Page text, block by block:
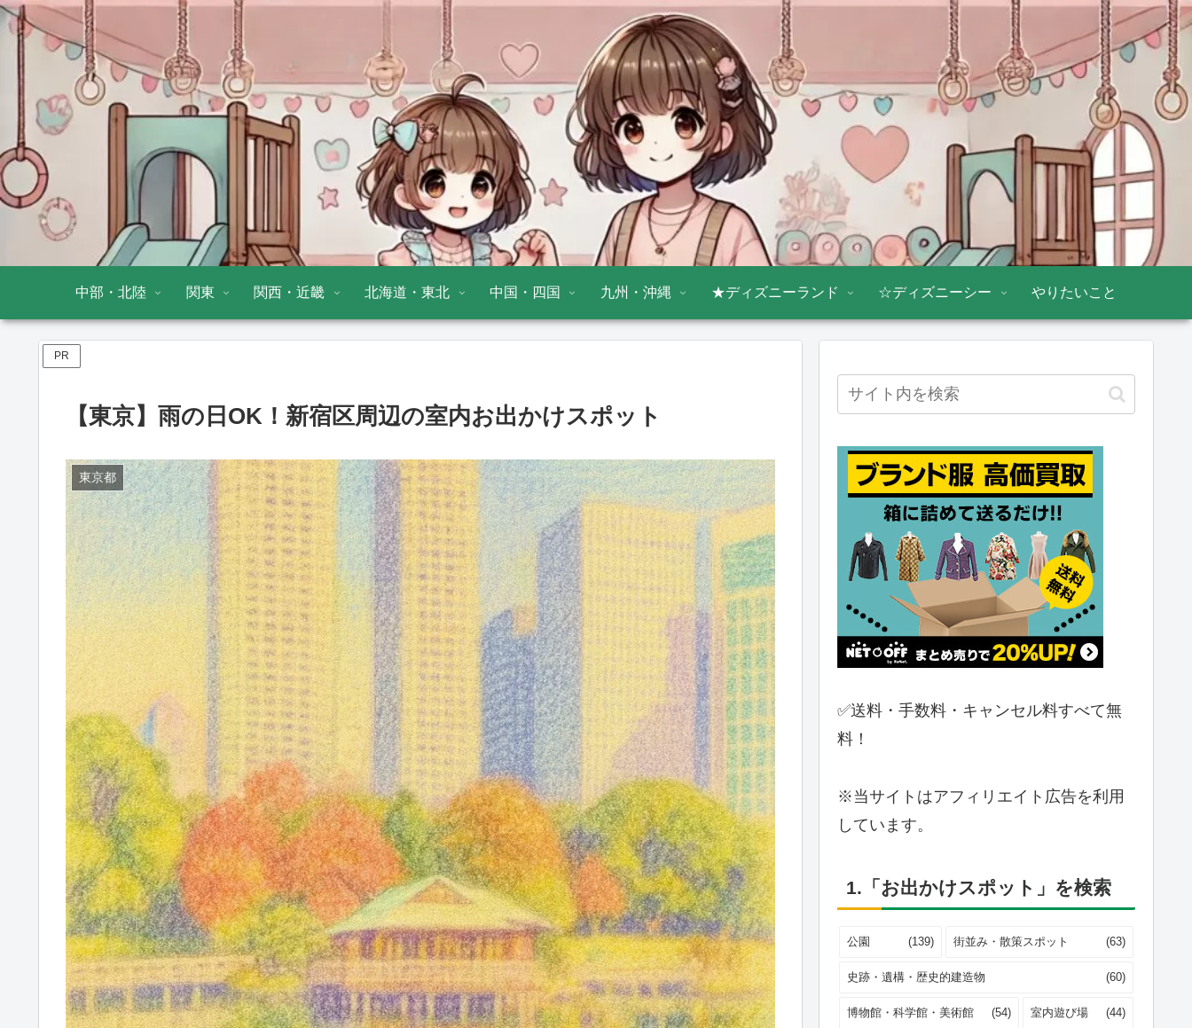
中部・北陸 関東 関西・近畿 北海道・東北 中国・四国 九州・沖縄 ★ディズニーランド ☆ディズニーシー やりたいこと
PR
【東京】雨の日OK！新宿区周辺の室内お出かけスポット
東京都
✅送料・手数料・キャンセル料すべて無
料！
※当サイトはアフィリエイト広告を利用
しています。
1.「お出かけスポット」を検索
公園 (139) 街並み・散策スポット (63)
史跡・遺構・歴史的建造物 (60)
博物館・科学館・美術館 (54) 室内遊び場 (44)